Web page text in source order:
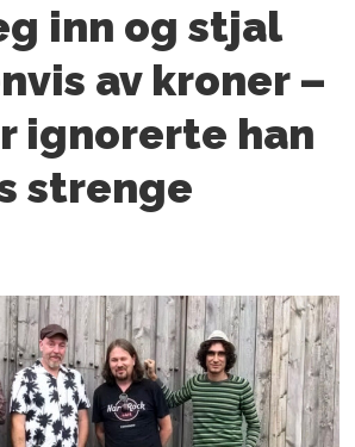
inn og stjal
av kroner –
ignorerte han
strenge